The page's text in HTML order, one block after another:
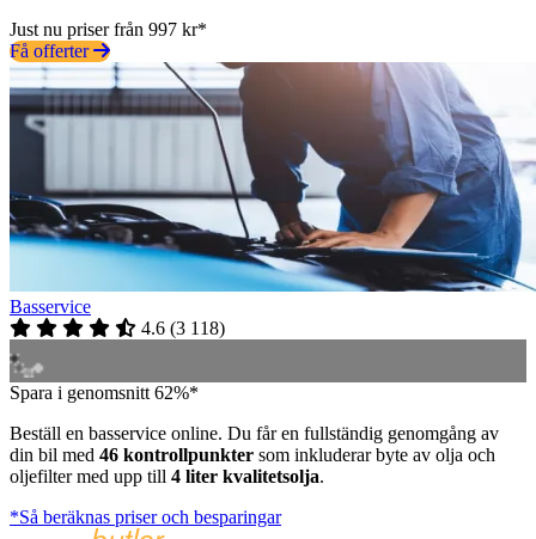
Just nu priser från 997 kr*
Få offerter
Basservice
4.6 (3 118)
Spara i genomsnitt 62%*
Beställ en basservice online. Du får en fullständig genomgång av
din bil med 46 kontrollpunkter som inkluderar byte av olja och
oljefilter med upp till 4 liter kvalitetsolja.
*Så beräknas priser och besparingar